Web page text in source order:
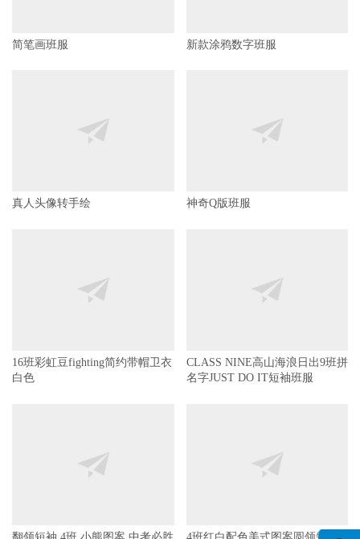
新款涂鸦数字班服
真人头像转手绘
16班彩虹豆fighting简约带帽卫衣
CLASS NINE高山海浪日出9班拼
名字JUST DO IT短袖班服